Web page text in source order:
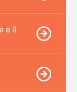
e il